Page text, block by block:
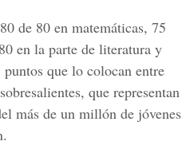
de 80 en matemáticas, 75
en la parte de literatura y
que lo colocan entre
que representan
más de un millón de jóvenes